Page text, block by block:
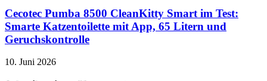
Cecotec Pumba 8500 CleanKitty Smart im Test:
Smarte Katzentoilette mit App, 65 Litern und
Geruchskontrolle
10. Juni 2026